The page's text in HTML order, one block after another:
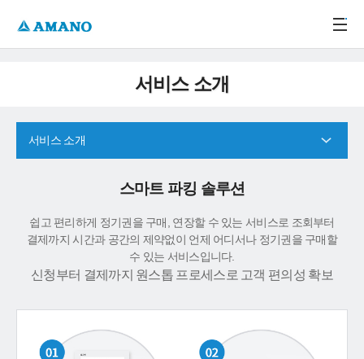
서비스 소개
서비스 소개
스마트 파킹 솔루션
쉽고 편리하게 정기권을 구매, 연장할 수 있는 서비스로 조회부터
결제까지 시간과 공간의 제약없이 언제 어디서나 정기권을 구매할
수 있는 서비스입니다.
신청부터 결제까지 원스톱 프로세스로 고객 편의성 확보